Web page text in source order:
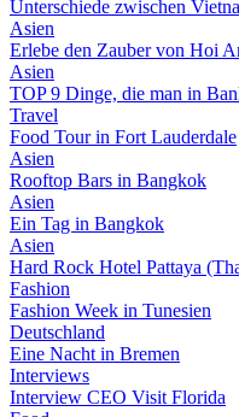
Unterschiede zwischen
Asien
Erlebe den Zauber von Hoi
Asien
TOP 9 Dinge, die man in
Travel
Food Tour in Fort Lauderdale
Asien
Rooftop Bars in Bangkok
Asien
Ein Tag in Bangkok
Asien
Hard Rock Hotel Pattaya
Fashion
Fashion Week in Tunesien
Deutschland
Eine Nacht in Bremen
Interviews
Interview CEO Visit Florida